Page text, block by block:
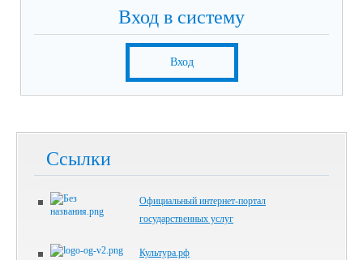
Вход в систему
Вход
Ссылки
Официальный интернет-портал
государственных услуг
Культура.рф